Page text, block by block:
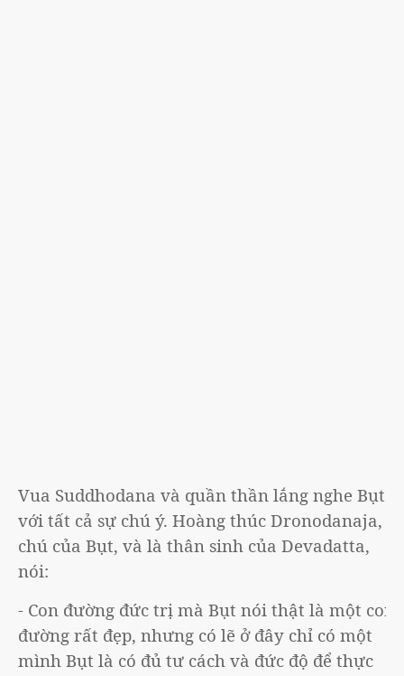
Vua Suddhodana và quần thần lắng nghe Bụt
với tất cả sự chú ý. Hoàng thúc Dronodanaja,
chú của Bụt, và là thân sinh của Devadatta,
nói:
- Con đường đức trị mà Bụt nói thật là một con
đường rất đẹp, nhưng có lẽ ở đây chỉ có một
mình Bụt là có đủ tư cách và đức độ để thực